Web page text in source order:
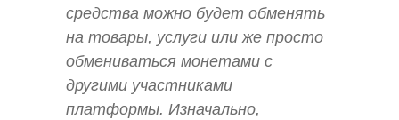
средства можно будет обменять
на товары, услуги или же просто
обмениваться монетами с
другими участниками
платформы. Изначально,